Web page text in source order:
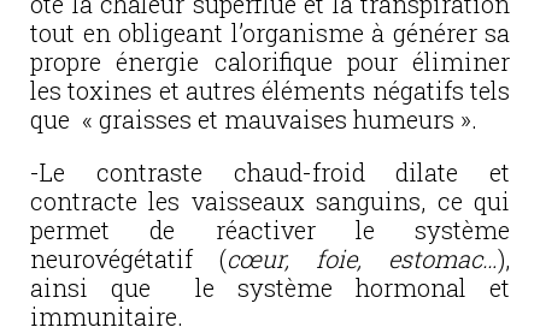
tout en obligeant l’organisme à générer sa
propre énergie calorifique pour éliminer
les toxines et autres éléments négatifs tels
que « graisses et mauvaises humeurs ».
-Le contraste chaud-froid dilate et
contracte les vaisseaux sanguins, ce qui
permet de réactiver le système
neurovégétatif (cœur, foie, estomac…),
ainsi que le système hormonal et
immunitaire.